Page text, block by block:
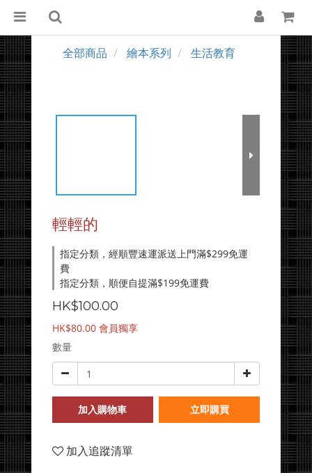
全部商品 繪本系列 生活教育
輕輕的
指定分類，經順豐速運派送上門滿$299免運
費
指定分類，順便自提滿$199免運費
HK$100.00
HK$80.00 會員獨享
數量
加入購物車 立即購買
加入追蹤清單